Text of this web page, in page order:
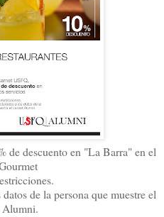
de descuento en "La Barra" en el
de la persona que muestre el
Alumni.